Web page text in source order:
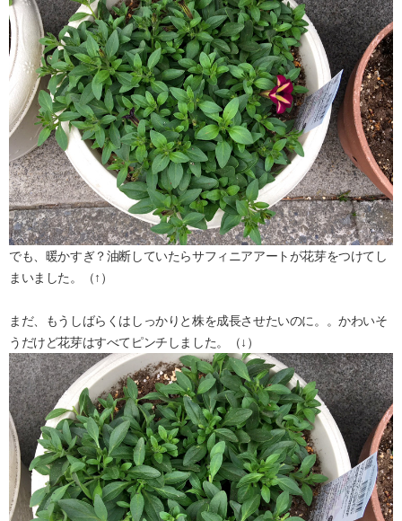
でも、暖かすぎ？油断していたらサフィニアアートが花芽をつけてし
まいました。（↑）
まだ、もうしばらくはしっかりと株を成長させたいのに。。かわいそ
うだけど花芽はすべてピンチしました。（↓）